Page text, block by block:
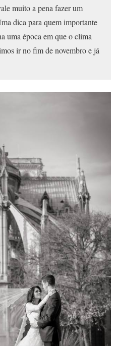
muito a pena fazer um
dica para quem importante
uma época em que o clima
ir no fim de novembro e já